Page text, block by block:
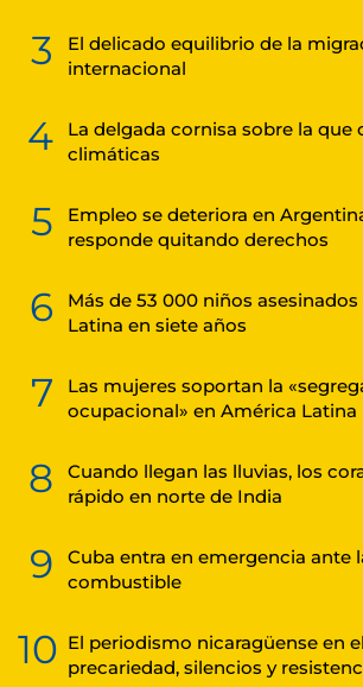
3
El delicado equilibrio de la
internacional
4
La delgada cornisa sobre la que
climáticas
5
Empleo se deteriora en
responde quitando derechos
6
Más de 53 000 niños
Latina en siete años
7
Las mujeres soportan la
ocupacional» en América Latina
8
Cuando llegan las lluvias, los
rápido en norte de India
9
Cuba entra en emergencia ante
combustible
10 El periodismo nicaragüense en
precariedad, silencios y